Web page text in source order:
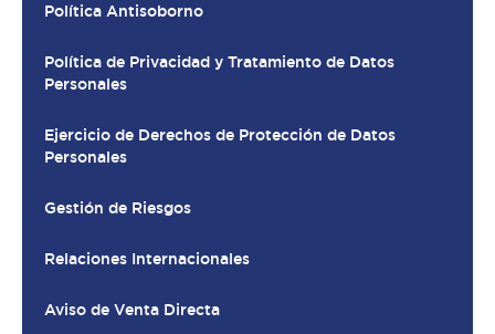
Política Antisoborno
Política de Privacidad y Tratamiento de Datos
Personales
Ejercicio de Derechos de Protección de Datos
Personales
Gestión de Riesgos
Relaciones Internacionales
Aviso de Venta Directa